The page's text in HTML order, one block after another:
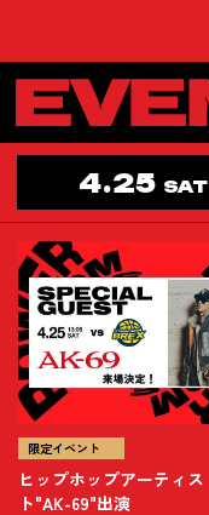
4.25 SAT
限定イベント
ヒップホップアーティス
ト"AK-69"出演